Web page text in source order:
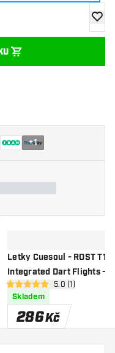
+1
seznamu přání
Letky Cuesoul - ROST T19
Integrated Dart Flights -
Red Whiteotevřít panel
5 hodnoticí hvězdičky
5.0 (1)
Skladem
286Kč